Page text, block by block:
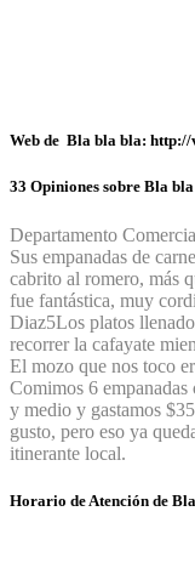
Web de Bla bla bla:
33 Opiniones sobre Bla
Departamento
Sus empanadas de
cabrito al romero, más
fue fantástica, muy
Diaz5Los platos
recorrer la cafayate
El mozo que nos toco
Comimos 6
y medio y gastamos
gusto, pero eso ya
itinerante local.
Horario de Atención de